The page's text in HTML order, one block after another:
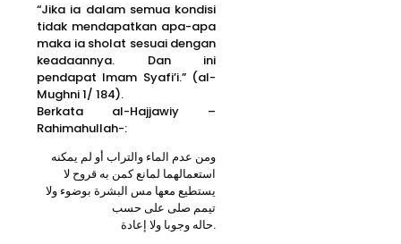
“Jika ia dalam semua kondisi
tidak mendapatkan apa-apa
maka ia sholat sesuai dengan
keadaannya. Dan ini
pendapat Imam Syafi’i.” (al-
Mughni 1/ 184).
Berkata al-Hajjawiy –
Rahimahullah-:
ومن عدم الماء والتراب أو لم يمكنه
استعمالهما لمانع كمن به قروح لا
يستطيع معها مس البشرة بوضوء ولا
تيمم صلى على حسب
حاله وجوبا ولا إعادة.